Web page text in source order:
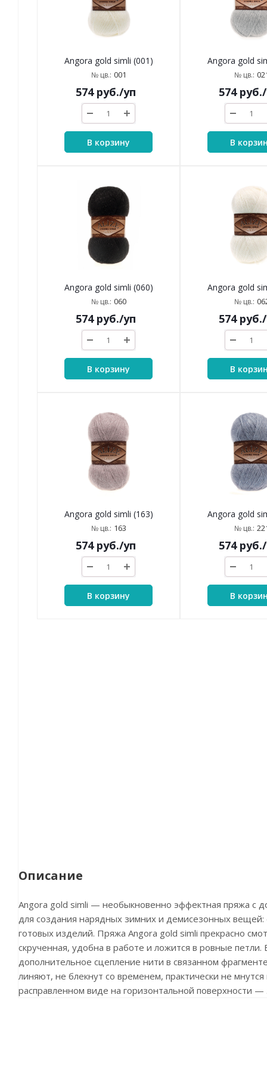
Angora gold simli (001)
№ цв.: 001
574руб./уп
В корзину
Angora gold
№ цв.:
574руб.
В
Angora gold simli (060)
№ цв.: 060
574руб./уп
В корзину
Angora gold
№ цв.:
574руб.
В
Angora gold simli (163)
№ цв.: 163
574руб./уп
В корзину
Angora gold
№ цв.:
574руб.
В
Описание
Angora gold simli — необыкновенно эффектная пряжа с
для создания нарядных зимних и демисезонных вещей:
готовых изделий. Пряжа Angora gold simli прекрасно
скрученная, удобна в работе и ложится в ровные
дополнительное сцепление нити в связанном
линяют, не блекнут со временем, практически не
расправленном виде на горизонтальной поверхности